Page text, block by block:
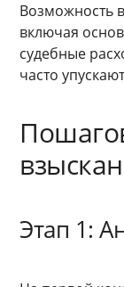
Возможность
включая
судебные
часто
Этап 1: